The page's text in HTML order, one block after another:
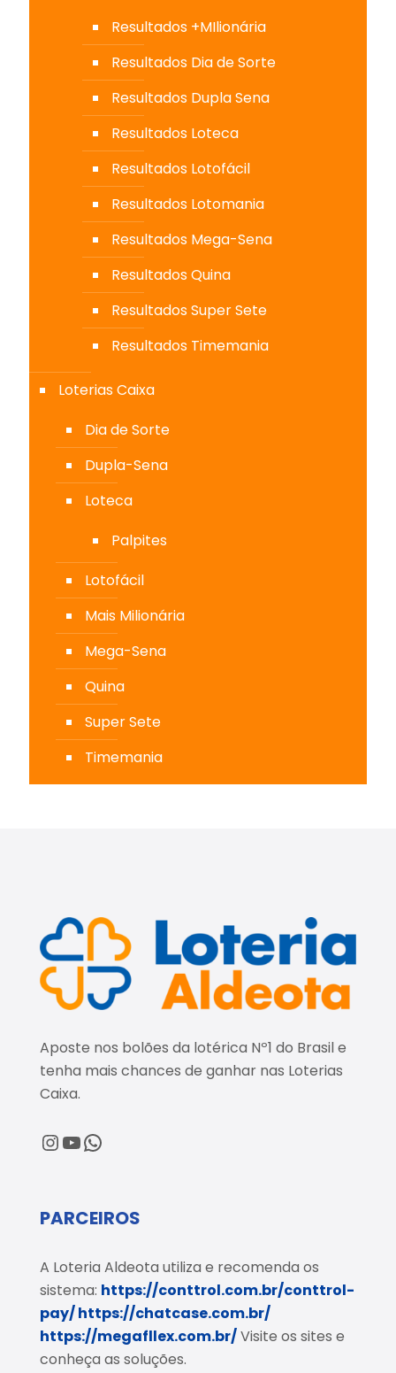
Resultados +MIlionária
Resultados Dia de Sorte
Resultados Dupla Sena
Resultados Loteca
Resultados Lotofácil
Resultados Lotomania
Resultados Mega-Sena
Resultados Quina
Resultados Super Sete
Resultados Timemania
Loterias Caixa
Dia de Sorte
Dupla-Sena
Loteca
Palpites
Lotofácil
Mais Milionária
Mega-Sena
Quina
Super Sete
Timemania
Aposte nos bolões da lotérica Nº1 do Brasil e
tenha mais chances de ganhar nas Loterias
Caixa.
@loteriaaldeota
@loteriaaldeota
Central de Atendimento
PARCEIROS
A Loteria Aldeota utiliza e recomenda os
sistema: https://conttrol.com.br/conttrol-
pay/https://chatcase.com.br/
https://megafllex.com.br/Visite os sites e
conheça as soluções.